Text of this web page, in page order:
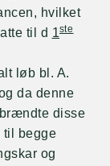
hvilket
til d 1ste
løb bl. A.
da denne
disse
til begge
og